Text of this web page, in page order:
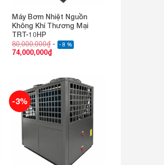
Máy Bơm Nhiệt Nguồn
Không Khí Thương Mại
TRT-10HP
80,000,000₫ - 8 %
74,000,000₫
-3%